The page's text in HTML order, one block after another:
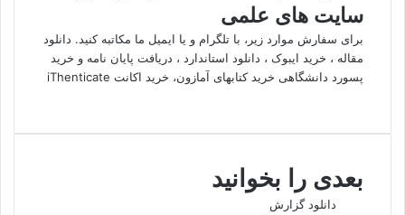
سایت های علمی
برای سفارش موارد زیر، با تلگرام و یا ایمیل ما مکاتبه کنید. دانلود
مقاله ، خرید ایبوک ، دانلود استاندارد ، دریافت پایان نامه و خرید
پسورد دانشگاهی خرید کتابهای آمازون، خرید اکانت iThenticate
بعدی را بخوانید
دانلود گزارش